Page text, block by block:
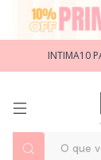
INTIMA10